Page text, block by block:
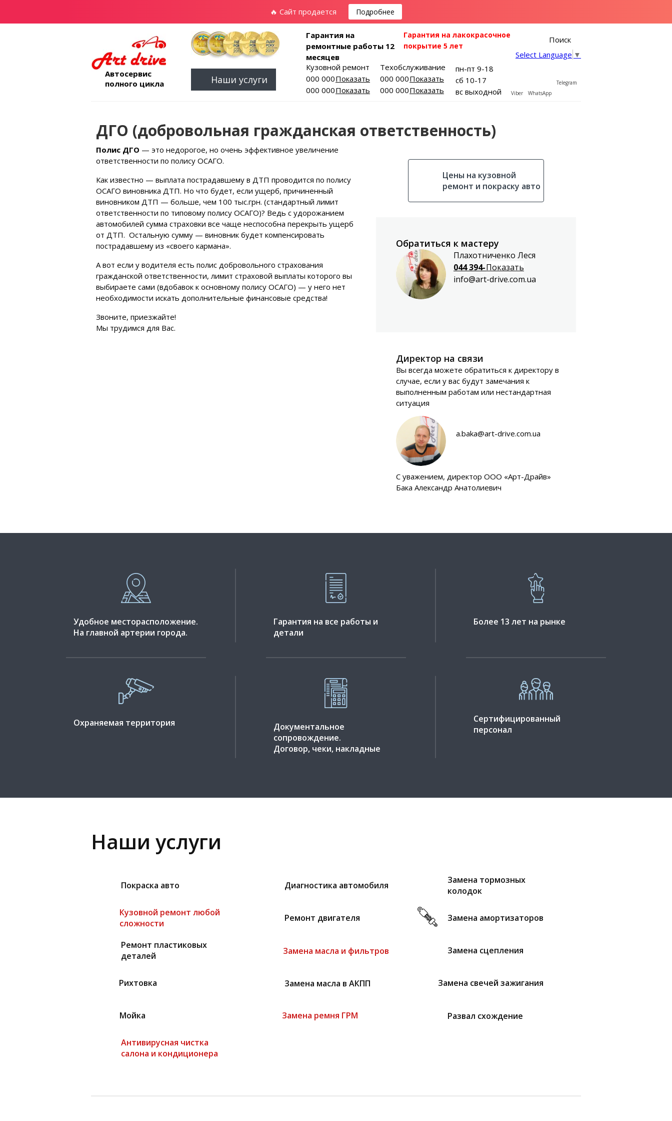
🔥 Сайт продается Подробнее
Наши услуги
Поиск
Select Language ▼
Автосервис
полного цикла
Кузовной ремонт
000 000-00-01
Показать
000 000-00-02
Показать
Техобслуживание
000 000-00-03
Показать
000 000-00-04
Показать
пн-пт 9-18
сб 10-17
вс выходной
Гарантия на
ремонтные работы 12
месяцев
Гарантия на лакокрасочное
покрытие 5 лет
Viber WhatsApp
Telegram
ДГО (добровольная гражданская ответственность)
Полис ДГО — это недорогое, но очень эффективное увеличение
ответственности по полису ОСАГО.
Как известно — выплата пострадавшему в ДТП проводится по полису
ОСАГО виновника ДТП. Но что будет, если ущерб, причиненный
виновником ДТП — больше, чем 100 тыс.грн. (стандартный лимит
ответственности по типовому полису ОСАГО)? Ведь с удорожанием
автомобилей сумма страховки все чаще неспособна перекрыть ущерб
от ДТП. Остальную сумму — виновник будет компенсировать
пострадавшему из «своего кармана».
А вот если у водителя есть полис добровольного страхования
гражданской ответственности, лимит страховой выплаты которого вы
выбираете сами (вдобавок к основному полису ОСАГО) — у него нет
необходимости искать дополнительные финансовые средства!
Звоните, приезжайте!
Мы трудимся для Вас.
Цены на кузовной
ремонт и покраску авто
Обратиться к мастеру
Плахотниченко Леся
044 394-99-40
Показать
info@art-drive.com.ua
Директор на связи
Вы всегда можете обратиться к директору в
случае, если у вас будут замечания к
выполненным работам или нестандартная
ситуация
a.baka@art-drive.com.ua
C уважением, директор ООО «Арт-Драйв»
Бака Александр Анатолиевич
Удобное месторасположение.
На главной артерии города.
Гарантия на все работы и
детали
Более 13 лет на рынке
Охраняемая территория
Документальное
сопровождение.
Договор, чеки, накладные
Сертифицированный
персонал
Наши услуги
Покраска авто Диагностика автомобиля
Замена тормозных
колодок
Кузовной ремонт любой
сложности
Ремонт двигателя Замена амортизаторов
Ремонт пластиковых
деталей
Замена масла и фильтров Замена сцепления
Рихтовка Замена масла в АКПП Замена свечей зажигания
Мойка Замена ремня ГРМ Развал схождение
Антивирусная чистка
салона и кондиционера